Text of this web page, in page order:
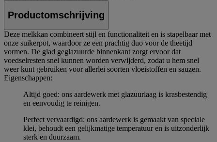
Productomschrijving
Deze melkkan combineert stijl en functionaliteit en is stapelbaar met
onze suikerpot, waardoor ze een prachtig duo voor de theetijd
vormen. De glad geglazuurde binnenkant zorgt ervoor dat
voedselresten snel kunnen worden verwijderd, zodat u hem snel
weer kunt gebruiken voor allerlei soorten vloeistoffen en sauzen.
Eigenschappen:
Altijd goed: ons aardewerk met glazuurlaag is krasbestendig
en eenvoudig te reinigen.
Perfect vervaardigd: ons aardewerk is gemaakt van speciale
klei, behoudt een gelijkmatige temperatuur en is uitzonderlijk
sterk en duurzaam.